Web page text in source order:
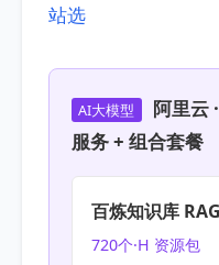
站选
AI大模型
阿里云
服务 + 组合套餐
百炼知识库
720个·H 资源包